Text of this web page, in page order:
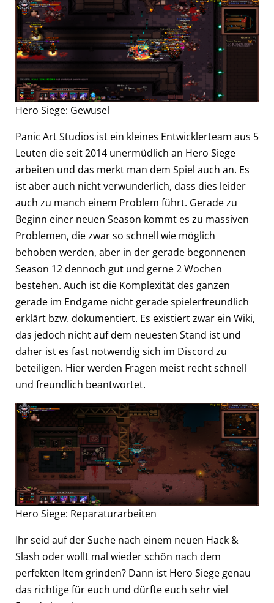
Hero Siege: Gewusel
Panic Art Studios ist ein kleines Entwicklerteam aus 5
Leuten die seit 2014 unermüdlich an Hero Siege
arbeiten und das merkt man dem Spiel auch an. Es
ist aber auch nicht verwunderlich, dass dies leider
auch zu manch einem Problem führt. Gerade zu
Beginn einer neuen Season kommt es zu massiven
Problemen, die zwar so schnell wie möglich
behoben werden, aber in der gerade begonnenen
Season 12 dennoch gut und gerne 2 Wochen
bestehen. Auch ist die Komplexität des ganzen
gerade im Endgame nicht gerade spielerfreundlich
erklärt bzw. dokumentiert. Es existiert zwar ein Wiki,
das jedoch nicht auf dem neuesten Stand ist und
daher ist es fast notwendig sich im Discord zu
beteiligen. Hier werden Fragen meist recht schnell
und freundlich beantwortet.
Hero Siege: Reparaturarbeiten
Ihr seid auf der Suche nach einem neuen Hack &
Slash oder wollt mal wieder schön nach dem
perfekten Item grinden? Dann ist Hero Siege genau
das richtige für euch und dürfte euch sehr viel